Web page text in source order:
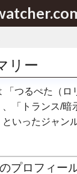
リー
「つるぺた（
「トランス/暗
といったジャン
プロフィー